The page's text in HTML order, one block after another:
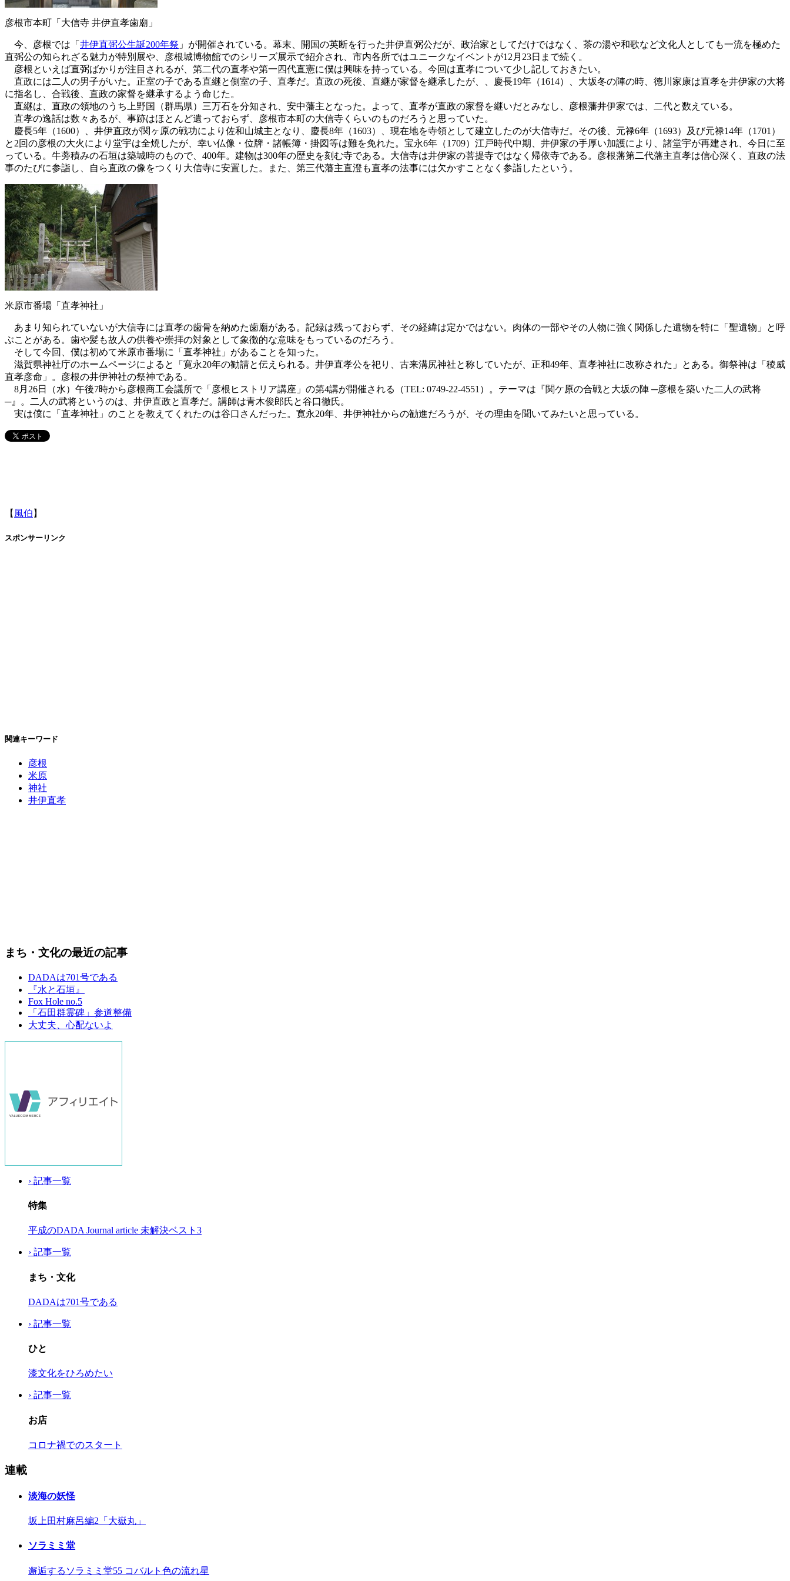
彦根市本町「大信寺 井伊直孝歯廟」
今、彦根では「 井伊直弼公生誕200年祭 」が開催されている。幕末、開国の英断を行った井伊直弼公だが、政治家としてだけではなく、茶の湯や和歌など文化人としても一流を極めた
直弼公の知られざる魅力が特別展や、彦根城博物館でのシリーズ展示で紹介され、市内各所ではユニークなイベントが12月23日まで続く。
彦根といえば直弼ばかりが注目されるが、第二代の直孝や第一四代直憲に僕は興味を持っている。今回は直孝について少し記しておきたい。
直政には二人の男子がいた。正室の子である直継と側室の子、直孝だ。直政の死後、直継が家督を継承したが、、慶長19年（1614）、大坂冬の陣の時、徳川家康は直孝を井伊家の大将
に指名し、合戦後、直政の家督を継承するよう命じた。
直継は、直政の領地のうち上野国（群馬県）三万石を分知され、安中藩主となった。よって、直孝が直政の家督を継いだとみなし、彦根藩井伊家では、二代と数えている。
直孝の逸話は数々あるが、事跡はほとんど遺っておらず、彦根市本町の大信寺くらいのものだろうと思っていた。
慶長5年（1600）、井伊直政が関ヶ原の戦功により佐和山城主となり、慶長8年（1603）、現在地を寺領として建立したのが大信寺だ。その後、元禄6年（1693）及び元禄14年（1701）
と2回の彦根の大火により堂宇は全焼したが、幸い仏像・位牌・諸帳簿・掛図等は難を免れた。宝永6年（1709）江戸時代中期、井伊家の手厚い加護により、諸堂宇が再建され、今日に至
っている。牛蒡積みの石垣は築城時のもので、400年。建物は300年の歴史を刻む寺である。大信寺は井伊家の菩提寺ではなく帰依寺である。彦根藩第二代藩主直孝は信心深く、直政の法
事のたびに参詣し、自ら直政の像をつくり大信寺に安置した。また、第三代藩主直澄も直孝の法事には欠かすことなく参詣したという。
米原市番場「直孝神社」
あまり知られていないが大信寺には直孝の歯骨を納めた歯廟がある。記録は残っておらず、その経緯は定かではない。肉体の一部やその人物に強く関係した遺物を特に「聖遺物」と呼
ぶことがある。歯や髪も故人の供養や崇拝の対象として象徴的な意味をもっているのだろう。
そして今回、僕は初めて米原市番場に「直孝神社」があることを知った。
滋賀県神社庁のホームページによると「寛永20年の勧請と伝えられる。井伊直孝公を祀り、古来溝尻神社と称していたが、正和49年、直孝神社に改称された」とある。御祭神は「稜威
直孝彦命」。彦根の井伊神社の祭神である。
8月26日（水）午後7時から彦根商工会議所で「彦根ヒストリア講座」の第4講が開催される（TEL: 0749-22-4551）。テーマは『関ケ原の合戦と大坂の陣 ─彦根を築いた二人の武将
─』。二人の武将というのは、井伊直政と直孝だ。講師は青木俊郎氏と谷口徹氏。
実は僕に「直孝神社」のことを教えてくれたのは谷口さんだった。寛永20年、井伊神社からの勧進だろうが、その理由を聞いてみたいと思っている。
【 風伯 】
スポンサーリンク
関連キーワード
彦根
米原
神社
井伊直孝
まち・文化の最近の記事
DADAは701号である
『水と石垣』
Fox Hole no.5
「石田群霊碑」参道整備
大丈夫、心配ないよ
› 記事一覧
特集
平成のDADA Journal article 未解決ベスト3
› 記事一覧
まち・文化
DADAは701号である
› 記事一覧
ひと
漆文化をひろめたい
› 記事一覧
お店
コロナ禍でのスタート
連載
淡海の妖怪
坂上田村麻呂編2「大嶽丸」
ソラミミ堂
邂逅するソラミミ堂55 コバルト色の流れ星